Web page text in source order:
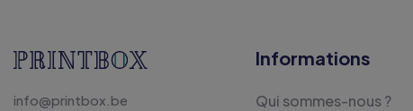
info@printbox.be
Informations
Qui sommes-nous ?